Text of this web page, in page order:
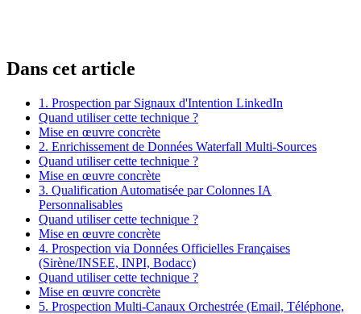
Dans cet article
1. Prospection par Signaux d'Intention LinkedIn
Quand utiliser cette technique ?
Mise en œuvre concrète
2. Enrichissement de Données Waterfall Multi-Sources
Quand utiliser cette technique ?
Mise en œuvre concrète
3. Qualification Automatisée par Colonnes IA
Personnalisables
Quand utiliser cette technique ?
Mise en œuvre concrète
4. Prospection via Données Officielles Françaises
(Sirène/INSEE, INPI, Bodacc)
Quand utiliser cette technique ?
Mise en œuvre concrète
5. Prospection Multi-Canaux Orchestrée (Email, Téléphone,